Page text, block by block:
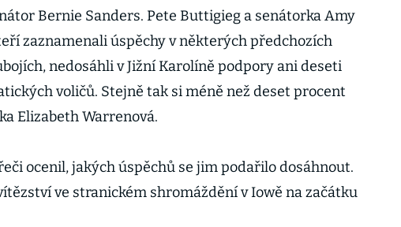
Bernie Sanders. Pete Buttigieg a senátorka Amy
zaznamenali úspěchy v některých předchozích
nedosáhli v Jižní Karolíně podpory ani deseti
voličů. Stejně tak si méně než deset procent
Elizabeth Warrenová.
ocenil, jakých úspěchů se jim podařilo dosáhnout.
ve stranickém shromáždění v Iowě na začátku